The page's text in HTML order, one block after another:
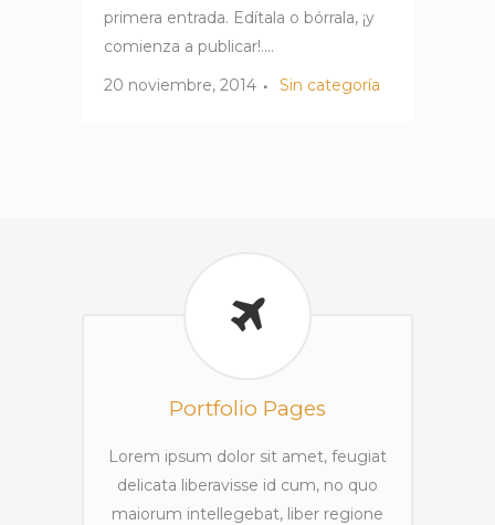
primera entrada. Edítala o bórrala, ¡y
comienza a publicar!....
20 noviembre, 2014
Sin categoría
Portfolio Pages
Lorem ipsum dolor sit amet, feugiat
delicata liberavisse id cum, no quo
maiorum intellegebat, liber regione